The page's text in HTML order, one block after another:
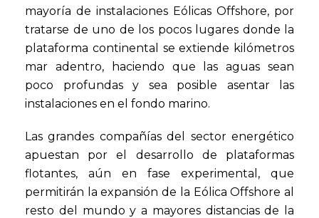
mayoría de instalaciones Eólicas Offshore, por
tratarse de uno de los pocos lugares donde la
plataforma continental se extiende kilómetros
mar adentro, haciendo que las aguas sean
poco profundas y sea posible asentar las
instalaciones en el fondo marino.
Las grandes compañías del sector energético
apuestan por el desarrollo de plataformas
flotantes, aún en fase experimental, que
permitirán la expansión de la Eólica Offshore al
resto del mundo y a mayores distancias de la